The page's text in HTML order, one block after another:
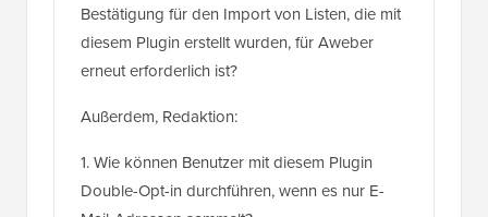
Bestätigung für den Import von Listen, die mit
diesem Plugin erstellt wurden, für Aweber
erneut erforderlich ist?
Außerdem, Redaktion:
1. Wie können Benutzer mit diesem Plugin
Double-Opt-in durchführen, wenn es nur E-